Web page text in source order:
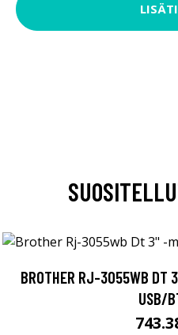
BROTHER RJ-3055WB DT
USB/